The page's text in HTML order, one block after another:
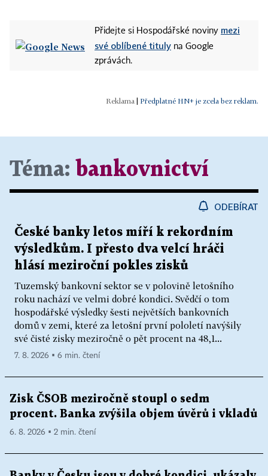
Přidejte si Hospodářské noviny mezi
své oblíbené tituly na Google
zprávách.
Předplatné HN+ je zcela bez reklam.
Téma: bankovnictví
ODEBÍRAT
České banky letos míří k rekordním
výsledkům. I přesto dva velcí hráči
hlásí meziroční pokles zisků
Tuzemský bankovní sektor se v polovině letošního
roku nachází ve velmi dobré kondici. Svědčí o tom
hospodářské výsledky šesti největších bankovních
domů v zemi, které za letošní první pololetí navýšily
své čisté zisky meziročně o pět procent na 48,1...
7. 8. 2026 ▪ 6 min. čtení
Zisk ČSOB meziročně stoupl o sedm
procent. Banka zvýšila objem úvěrů i vkladů
6. 8. 2026 ▪ 2 min. čtení